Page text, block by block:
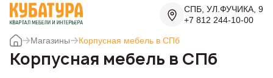
СПБ, УЛ.ФУЧИКА, 9
+7 812 244-10-00
Магазины Корпусная мебель в СПб
Корпусная мебель в СПб